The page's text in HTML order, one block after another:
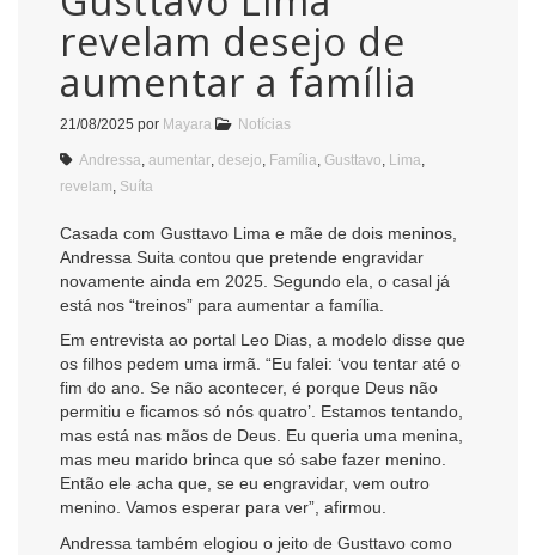
revelam desejo de
aumentar a família
21/08/2025 por Mayara Notícias
Andressa aumentar desejo Família Gusttavo Lima
revelam Suíta
Casada com Gusttavo Lima e mãe de dois meninos,
Andressa Suita contou que pretende engravidar
novamente ainda em 2025. Segundo ela, o casal já
está nos “treinos” para aumentar a família.
Em entrevista ao portal Leo Dias, a modelo disse que
os filhos pedem uma irmã. “Eu falei: ‘vou tentar até o
fim do ano. Se não acontecer, é porque Deus não
permitiu e ficamos só nós quatro’. Estamos tentando,
mas está nas mãos de Deus. Eu queria uma menina,
mas meu marido brinca que só sabe fazer menino.
Então ele acha que, se eu engravidar, vem outro
menino. Vamos esperar para ver”, afirmou.
Andressa também elogiou o jeito de Gusttavo como